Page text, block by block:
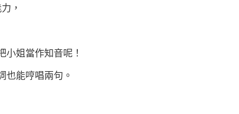
，
姐當作知音呢！
也能哼唱兩句。